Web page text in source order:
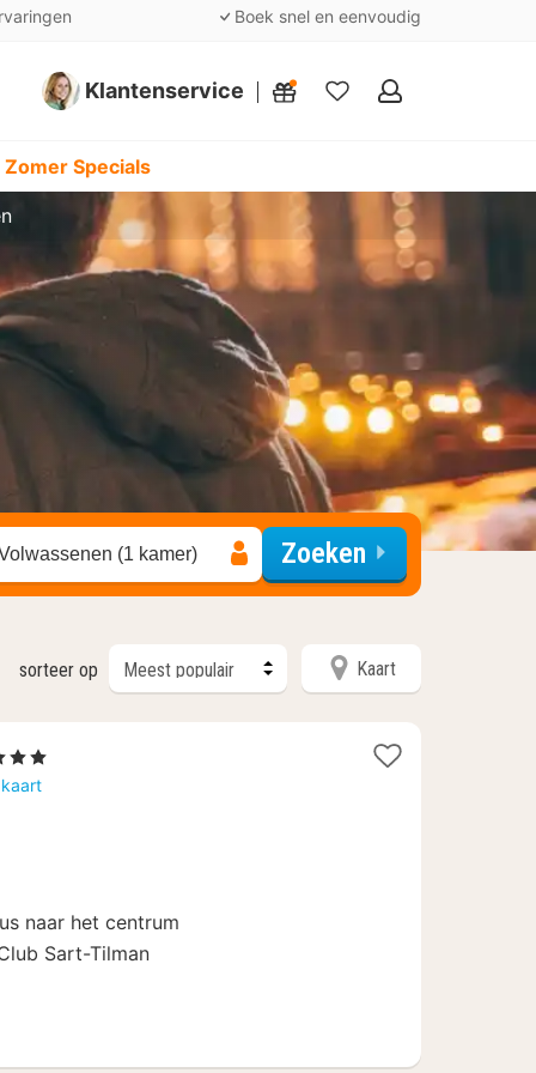
Boek snel en eenvoudig
Klantenservice
Mijn
Specials
(1 kamer) Zoeken
sorteer op Kaart
Sterren
naar het centrum
Sart-Tilman